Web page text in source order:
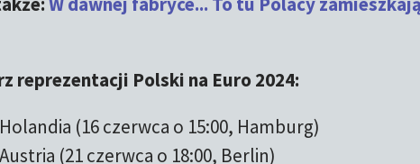
reprezentacji Polski na Euro 2024:
(16 czerwca o 15:00, Hamburg)
(21 czerwca o 18:00, Berlin)